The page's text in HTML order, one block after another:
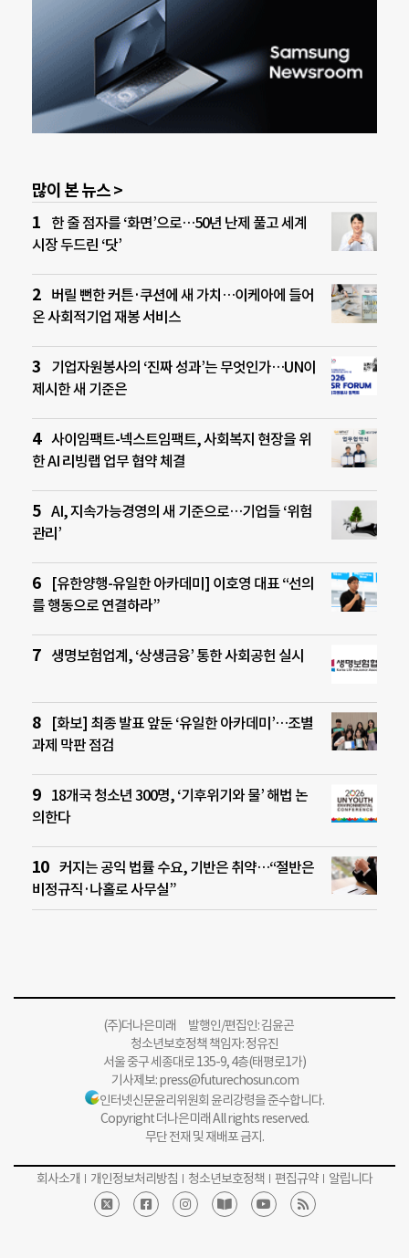
많이 본 뉴스 >
한 줄 점자를 ‘화면’으로…50년 난제 풀고 세계
시장 두드린 ‘닷’
버릴 뻔한 커튼·쿠션에 새 가치…이케아에 들어
온 사회적기업 재봉 서비스
기업자원봉사의 ‘진짜 성과’는 무엇인가…UN이
제시한 새 기준은
사이임팩트-넥스트임팩트, 사회복지 현장을 위
한 AI 리빙랩 업무 협약 체결
AI, 지속가능경영의 새 기준으로…기업들 ‘위험
관리’
[유한양행-유일한 아카데미] 이호영 대표 “선의
를 행동으로 연결하라”
생명보험업계, ‘상생금융’ 통한 사회공헌 실시
[화보] 최종 발표 앞둔 ‘유일한 아카데미’…조별
과제 막판 점검
18개국 청소년 300명, ‘기후위기와 물’ 해법 논
의한다
커지는 공익 법률 수요, 기반은 취약…“절반은
비정규직·나홀로 사무실”
(주)더나은미래 발행인/편집인: 김윤곤
청소년보호정책 책임자: 정유진
서울 중구 세종대로 135-9, 4층(태평로1가)
기사제보:press@futurechosun.com
인터넷신문윤리위원회 윤리강령을 준수합니다.
Copyright 더나은미래 All rights reserved.
무단 전재 및 재배포 금지.
회사소개 개인정보처리방침 청소년보호정책 편집규약 알립니다